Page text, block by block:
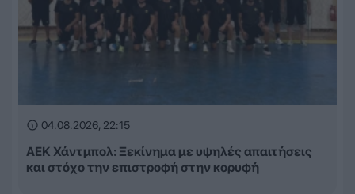
04.08.2026, 22:15
ΑΕΚ Χάντμπολ: Ξεκίνημα με υψηλές απαιτήσεις
και στόχο την επιστροφή στην κορυφή